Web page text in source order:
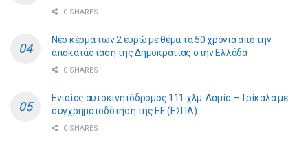
0 SHARES
Νέο κέρμα των 2 ευρώ με θέμα τα 50 χρόνια από την
αποκατάσταση της Δημοκρατίας στην Ελλάδα
0 SHARES
Ενιαίος αυτοκινητόδρομος 111 χλμ. Λαμία – Τρίκαλα με
συγχρηματοδότηση της ΕE (ΕΣΠΑ)
0 SHARES